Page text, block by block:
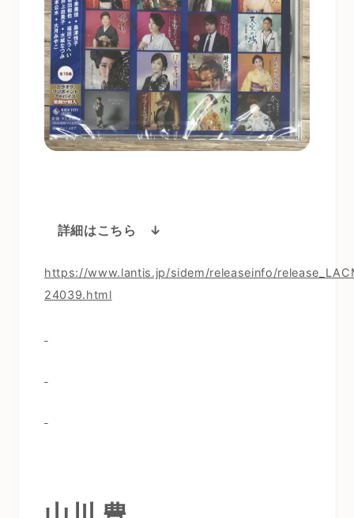
詳細はこちら ↓
https://www.lantis.jp/sidem/releaseinfo/
24039.html